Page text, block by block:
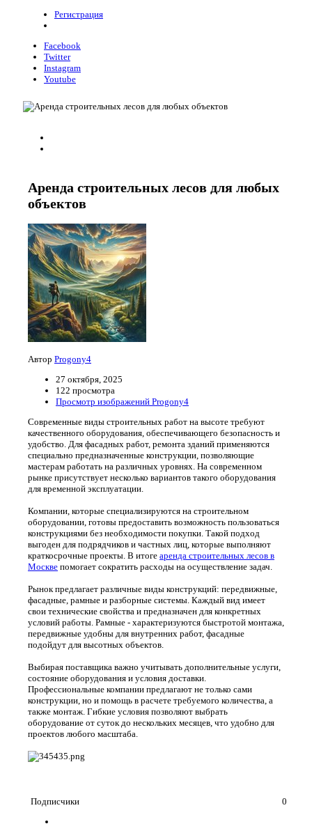
Регистрация
Facebook
Twitter
Instagram
Youtube
Аренда строительных лесов для любых
объектов
Автор Progony4
27 октября, 2025
122 просмотра
Просмотр изображений Progony4
Современные виды строительных работ на высоте требуют
качественного оборудования, обеспечивающего безопасность и
удобство. Для фасадных работ, ремонта зданий применяются
специально предназначенные конструкции, позволяющие
мастерам работать на различных уровнях. На современном
рынке присутствует несколько вариантов такого оборудования
для временной эксплуатации.
Компании, которые специализируются на строительном
оборудовании, готовы предоставить возможность пользоваться
конструкциями без необходимости покупки. Такой подход
выгоден для подрядчиков и частных лиц, которые выполняют
краткосрочные проекты. В итоге аренда строительных лесов в
Москве помогает сократить расходы на осуществление задач.
Рынок предлагает различные виды конструкций: передвижные,
фасадные, рамные и разборные системы. Каждый вид имеет
свои технические свойства и предназначен для конкретных
условий работы. Рамные - характеризуются быстротой монтажа,
передвижные удобны для внутренних работ, фасадные
подойдут для высотных объектов.
Выбирая поставщика важно учитывать дополнительные услуги,
состояние оборудования и условия доставки.
Профессиональные компании предлагают не только сами
конструкции, но и помощь в расчете требуемого количества, а
также монтаж. Гибкие условия позволяют выбрать
оборудование от суток до нескольких месяцев, что удобно для
проектов любого масштаба.
Подписчики 0